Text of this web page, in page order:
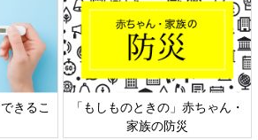
「もしものときの」赤ちゃん・
日本外来